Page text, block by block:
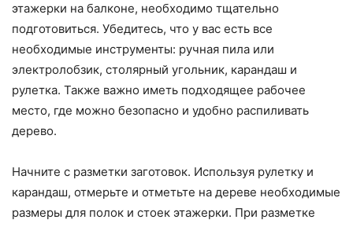
этажерки на балконе, необходимо тщательно
подготовиться. Убедитесь, что у вас есть все
необходимые инструменты: ручная пила или
электролобзик, столярный угольник, карандаш и
рулетка. Также важно иметь подходящее рабочее
место, где можно безопасно и удобно распиливать
дерево.
Начните с разметки заготовок. Используя рулетку и
карандаш, отмерьте и отметьте на дереве необходимые
размеры для полок и стоек этажерки. При разметке